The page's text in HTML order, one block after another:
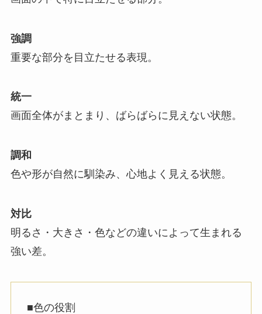
強調
重要な部分を目立たせる表現。
統一
画面全体がまとまり、ばらばらに見えない状態。
調和
色や形が自然に馴染み、心地よく見える状態。
対比
明るさ・大きさ・色などの違いによって生まれる
強い差。
■色の役割